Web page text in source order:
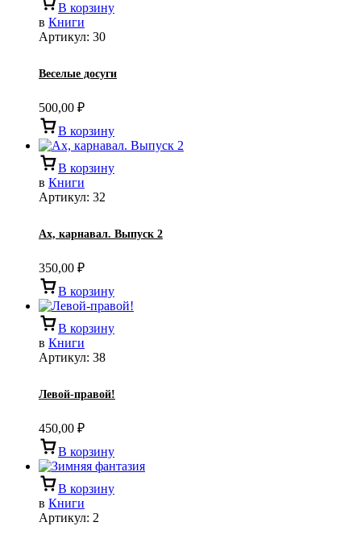
В корзину
в Книги
Артикул: 30
Веселые досуги
500,00 ₽
В корзину
В корзину
в Книги
Артикул: 32
Ах, карнавал. Выпуск 2
350,00 ₽
В корзину
В корзину
в Книги
Артикул: 38
Левой-правой!
450,00 ₽
В корзину
В корзину
в Книги
Артикул: 2